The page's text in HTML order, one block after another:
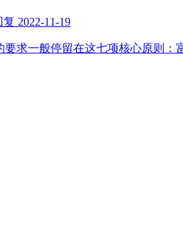
复 2022-11-19
求一般停留在这七项核心原则：